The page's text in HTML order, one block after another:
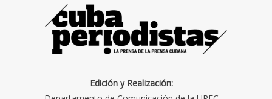
Edición y Realización: